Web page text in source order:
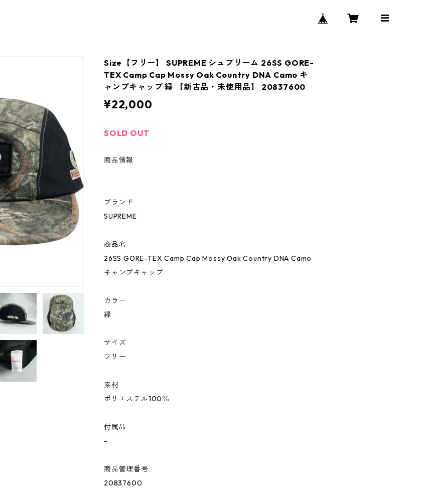
Size【フリー】 SUPREME シュプリーム 26SS GORE-
TEX Camp Cap Mossy Oak Country DNA Camo キ
ャンプキャップ 緑 【新古品・未使用品】 20837600
¥22,000
SOLD OUT
商品情報
ブランド
SUPREME
商品名
26SS GORE-TEX Camp Cap Mossy Oak Country DNA Camo
キャンプキャップ
カラー
緑
サイズ
フリー
素材
ポリエステル100％
付属品
-
商品管理番号
20837600